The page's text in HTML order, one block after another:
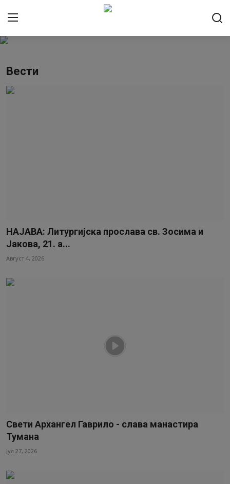
Насловна
Видео
Библиотека
Аудио
Вести
НАЈАВА: Литургијска прослава св. Зосима и
Јакова, 21. а...
Август 4, 2026
Свети Архангел Гаврило - слава манастира
Тумана
Јул 27, 2026